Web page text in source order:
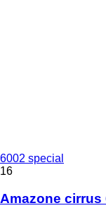
6002 special
16
Amazone cirrus